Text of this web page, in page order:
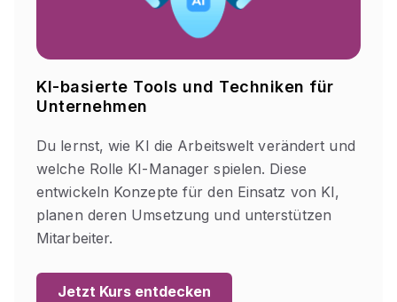
KI-basierte Tools und Techniken für
Unternehmen
Du lernst, wie KI die Arbeitswelt verändert und
welche Rolle KI-Manager spielen. Diese
entwickeln Konzepte für den Einsatz von KI,
planen deren Umsetzung und unterstützen
Mitarbeiter.
Jetzt Kurs entdecken